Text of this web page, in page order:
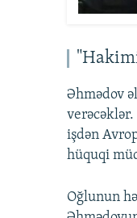
Əhmədov
işdən
hüquqi
Oğlunun